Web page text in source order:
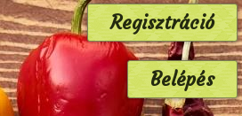
Regisztráció
Belépés